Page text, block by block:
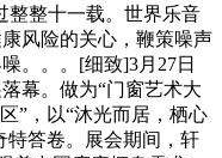
整整十一载。世界乐音
风险的关心，鞭策噪声
。。。[细致]3月27日
幕。做为“门窗艺术大
”，以“沐光而居，栖心
特答卷。展会期间，轩